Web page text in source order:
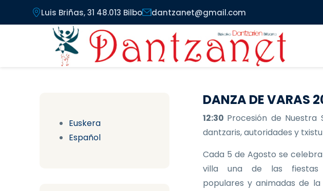
Pasar al contenido principal
Luis Briñas, 31 48.013 Bilbo dantzanet@gmail.com
Euskera
Español
DANZA DE VARAS
12:30 Procesión de
dantzaris, autoridades y
Cada 5 de Agosto se
villa una de las fiestas
populares y animadas de la